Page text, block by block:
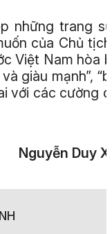
những trang
của Chủ
Việt Nam hòa
giàu mạnh”,
với các cường
Nguyễn Duy